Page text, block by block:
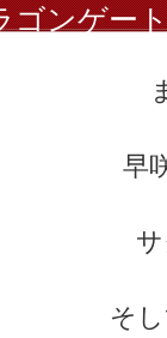
ゴンゲー
早
そ